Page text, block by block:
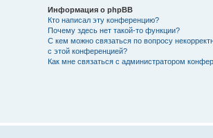
Информация о phpBB
Кто написал эту конференцию?
Почему здесь нет такой-то функции?
С кем можно связаться по вопросу
с этой конференцией?
Как мне связаться с администратором